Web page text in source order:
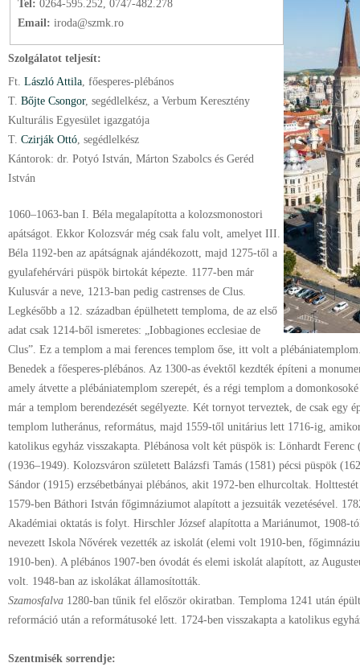
Tel: 0264-595.252, 0747-482.278
Email: iroda@szmk.ro
Szolgálatot teljesít:
Ft. László Attila , főesperes-plébános
T. Bőjte Csongor, segédlelkész, a Verbum Keresztény
Kulturális Egyesület igazgatója
T. Czirják Ottó , segédlelkész
Kántorok: dr. Potyó István, Márton Szabolcs és Geréd
István
1060–1063-ban I. Béla megalapította a kolozsmonostori
apátságot. Ekkor Kolozsvár még csak falu volt, amelyet III.
Béla 1192-ben az apátságnak ajándékozott, majd 1275-től a
gyulafehérvári püspök birtokát képezte. 1177-ben már
Kulusvár a neve, 1213-ban pedig castrenses de Clus.
Legkésőbb a 12. században épülhetett temploma, de az első
adat csak 1214-ből ismeretes: „Iobbagiones ecclesiae de
Clus”. Ez a templom a mai ferences templom őse, itt volt a
Benedek a főesperes-plébános. Az 1300-as évektől kezdték építeni a
amely átvette a plébániatemplom szerepét, és a régi templom a
már a templom berendezését segélyezte. Két tornyot terveztek, de csak egy
templom lutheránus, református, majd 1559-től unitárius lett 1716-ig,
katolikus egyház visszakapta. Plébánosa volt két püspök is: Lönhardt
(1936–1949). Kolozsváron született Balázsfi Tamás (1581) pécsi püspök
Sándor (1915) erzsébetbányai plébános, akit 1972-ben elhurcoltak.
1579-ben Báthori István főgimnáziumot alapított a jezsuiták vezetésével.
Akadémiai oktatás is folyt. Hirschler József alapította a Mariánumot, 1908-
nevezett Iskola Nővérek vezették az iskolát (elemi volt 1910-ben,
1910-ben). A plébános 1907-ben óvodát és elemi iskolát alapított, az
volt. 1948-ban az iskolákat államosították.
Szamosfalva 1280-ban tűnik fel először okiratban. Temploma 1241 után
reformáció után a reformátusoké lett. 1724-ben visszakapta a katolikus
Szentmisék sorrendje: